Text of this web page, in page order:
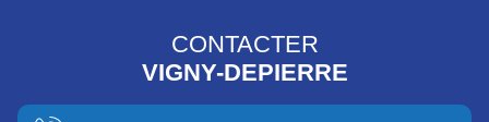
CONTACTER
VIGNY-DEPIERRE